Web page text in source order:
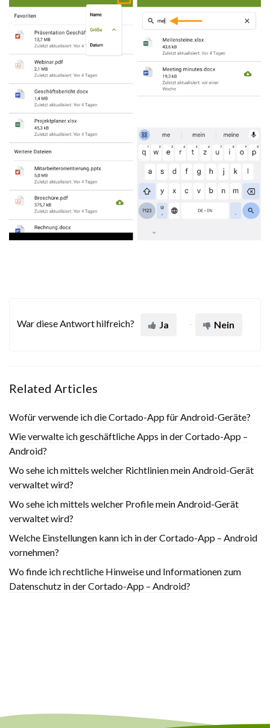
War diese Antwort hilfreich? Ja Nein
Related Articles
Wofür verwende ich die Cortado-App für Android-Geräte?
Wie verwalte ich geschäftliche Apps in der Cortado-App –
Android?
Wo sehe ich mittels welcher Richtlinien mein Android-Gerät
verwaltet wird?
Wo sehe ich mittels welcher Profile mein Android-Gerät
verwaltet wird?
Welche Einstellungen kann ich in der Cortado-App – Android
vornehmen?
Wo finde ich rechtliche Hinweise und Informationen zum
Datenschutz in der Cortado-App – Android?